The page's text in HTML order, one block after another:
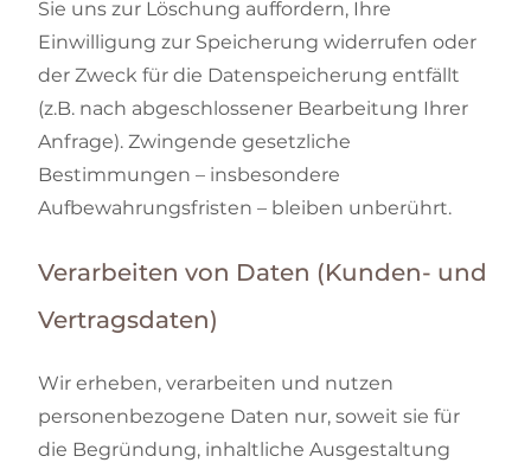
Sie uns zur Löschung auffordern, Ihre
Einwilligung zur Speicherung widerrufen oder
der Zweck für die Datenspeicherung entfällt
(z.B. nach abgeschlossener Bearbeitung Ihrer
Anfrage). Zwingende gesetzliche
Bestimmungen – insbesondere
Aufbewahrungsfristen – bleiben unberührt.
Verarbeiten von Daten (Kunden- und
Vertragsdaten)
Wir erheben, verarbeiten und nutzen
personenbezogene Daten nur, soweit sie für
die Begründung, inhaltliche Ausgestaltung